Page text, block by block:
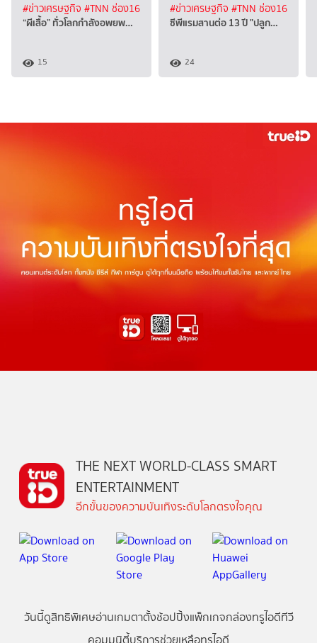
#ข่าวเศรษฐกิจ #TNN ช่อง16
“ผีเสื้อ” ทั่วโลกกำลังอพยพ…
15
#ข่าวเศรษฐกิจ #TNN ช่อง16
ซีพีแรมสานต่อ 13 ปี "ปลูก…
24
THE NEXT WORLD-CLASS SMART
ENTERTAINMENT
อีกขั้นของความบันเทิงระดับโลกตรงใจคุณ
วันนี้ดูสิทธิพิเศษอ่านเกมตาตั้งช้อปปิ้งแพ็กเกจกล่องทรูไอดีทีวี